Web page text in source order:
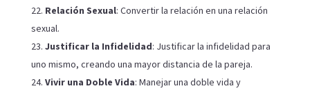
Relación Sexual: Convertir la relación en una relación
sexual.
Justificar la Infidelidad: Justificar la infidelidad para
uno mismo, creando una mayor distancia de la pareja.
Vivir una Doble Vida: Manejar una doble vida y